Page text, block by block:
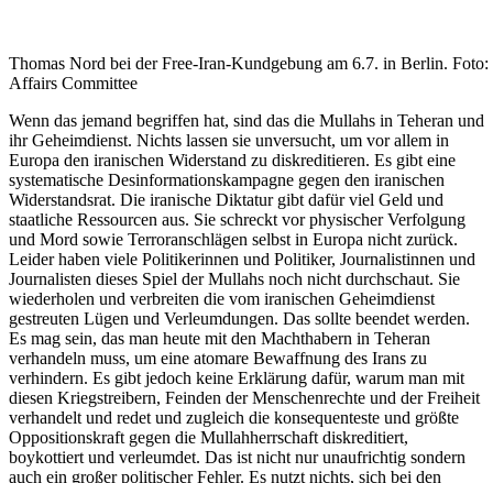
Thomas Nord bei der Free-Iran-Kundgebung am 6.7. in Berlin.
Affairs Committee
Wenn das jemand begriffen hat, sind das die Mullahs in Teheran und
ihr Geheimdienst. Nichts lassen sie unversucht, um vor allem in
Europa den iranischen Widerstand zu diskreditieren. Es gibt eine
systematische Desinformationskampagne gegen den iranischen
Widerstandsrat. Die iranische Diktatur gibt dafür viel Geld und
staatliche Ressourcen aus. Sie schreckt vor physischer Verfolgung
und Mord sowie Terroranschlägen selbst in Europa nicht zurück.
Leider haben viele Politikerinnen und Politiker, Journalistinnen und
Journalisten dieses Spiel der Mullahs noch nicht durchschaut. Sie
wiederholen und verbreiten die vom iranischen Geheimdienst
gestreuten Lügen und Verleumdungen. Das sollte beendet werden.
Es mag sein, das man heute mit den Machthabern in Teheran
verhandeln muss, um eine atomare Bewaffnung des Irans zu
verhindern. Es gibt jedoch keine Erklärung dafür, warum man mit
diesen Kriegstreibern, Feinden der Menschenrechte und der Freiheit
verhandelt und redet und zugleich die konsequenteste und größte
Oppositionskraft gegen die Mullahherrschaft diskreditiert,
boykottiert und verleumdet. Das ist nicht nur unaufrichtig sondern
auch ein großer politischer Fehler. Es nutzt nichts, sich bei den